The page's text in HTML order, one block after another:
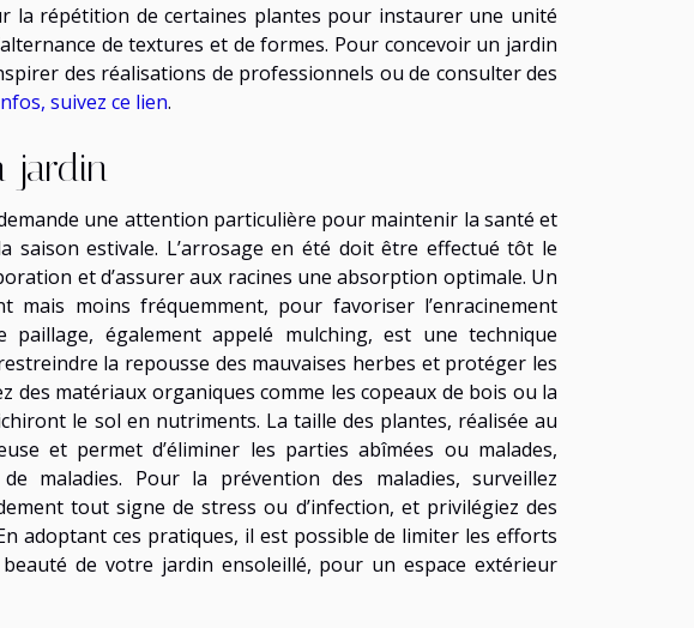
la répétition de certaines plantes pour instaurer une unité
de textures et de formes. Pour concevoir un jardin
des réalisations de professionnels ou de consulter des
suivez ce lien.
jardin
une attention particulière pour maintenir la santé et
saison estivale. L’arrosage en été doit être effectué tôt le
et d’assurer aux racines une absorption optimale. Un
mais moins fréquemment, pour favoriser l’enracinement
également appelé mulching, est une technique
la repousse des mauvaises herbes et protéger les
des matériaux organiques comme les copeaux de bois ou la
le sol en nutriments. La taille des plantes, réalisée au
et permet d’éliminer les parties abîmées ou malades,
maladies. Pour la prévention des maladies, surveillez
tout signe de stress ou d’infection, et privilégiez des
adoptant ces pratiques, il est possible de limiter les efforts
de votre jardin ensoleillé, pour un espace extérieur